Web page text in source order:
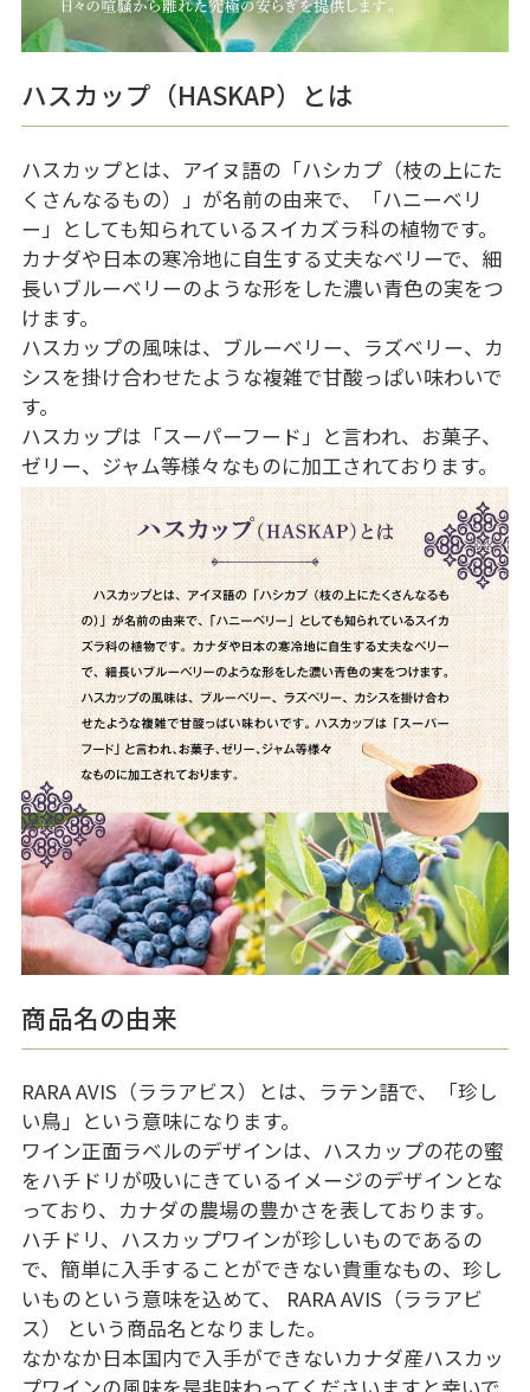
ハスカップ（HASKAP）とは
ハスカップとは、アイヌ語の「ハシカプ（枝の上にた
くさんなるもの）」が名前の由来で、「ハニーベリ
ー」としても知られているスイカズラ科の植物です。
カナダや日本の寒冷地に自生する丈夫なベリーで、細
長いブルーベリーのような形をした濃い青色の実をつ
けます。
ハスカップの風味は、ブルーベリー、ラズベリー、カ
シスを掛け合わせたような複雑で甘酸っぱい味わいで
す。
ハスカップは「スーパーフード」と言われ、お菓子、
ゼリー、ジャム等様々なものに加工されております。
商品名の由来
RARA AVIS（ララアビス）とは、ラテン語で、「珍し
い鳥」という意味になります。
ワイン正面ラベルのデザインは、ハスカップの花の蜜
をハチドリが吸いにきているイメージのデザインとな
っており、カナダの農場の豊かさを表しております。
ハチドリ、ハスカップワインが珍しいものであるの
で、簡単に入手することができない貴重なもの、珍し
いものという意味を込めて、 RARA AVIS（ララアビ
ス） という商品名となりました。
なかなか日本国内で入手ができないカナダ産ハスカッ